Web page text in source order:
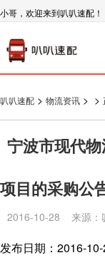
小哥，欢迎来到叭叭速配！
叭叭速配 > 物流资讯 > >
宁波市现代
项目的采购公
2016-10-28 来源：
发布日期：2016-